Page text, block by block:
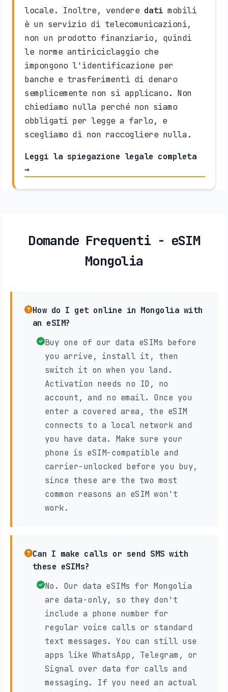
locale. Inoltre, vendere dati mobili
è un servizio di telecomunicazioni,
non un prodotto finanziario, quindi
le norme antiriciclaggio che
impongono l'identificazione per
banche e trasferimenti di denaro
semplicemente non si applicano. Non
chiediamo nulla perché non siamo
obbligati per legge a farlo, e
scegliamo di non raccogliere nulla.
Leggi la spiegazione legale completa
→
Domande Frequenti - eSIM
Mongolia
How do I get online in Mongolia with
an eSIM?
Buy one of our data eSIMs before
you arrive, install it, then
switch it on when you land.
Activation needs no ID, no
account, and no email. Once you
enter a covered area, the eSIM
connects to a local network and
you have data. Make sure your
phone is eSIM-compatible and
carrier-unlocked before you buy,
since these are the two most
common reasons an eSIM won't
work.
Can I make calls or send SMS with
these eSIMs?
No. Our data eSIMs for Mongolia
are data-only, so they don't
include a phone number for
regular voice calls or standard
text messages. You can still use
apps like WhatsApp, Telegram, or
Signal over data for calls and
messaging. If you need an actual